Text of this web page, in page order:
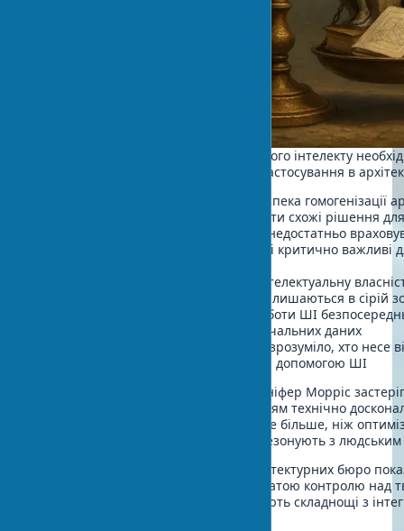
При всіх перевагах технологій штучного інтелекту
оцінювати ризики та обмеження їх застосування в
- існує небезпека гомогенізації
алгоритми починають пропонувати схожі рішення для
- ШІ може недостатньо
історичні та соціальні аспекти, які критично важливі
- права на інтелектуальну
використанні генеративних ШІ залишаються в сірій
- якість роботи ШІ
якості та репрезентативності навчальних даних
- незрозуміло, хто несе
помилки в проектах, створених за допомогою ШІ
Відомий архітектурний критик Дженніфер Морріс
залежність від ШІ загрожує створенням технічно
порожніх просторів. Архітектура — це більше, ніж
це мистецтво створення місць, що резонують з людським
Опитування 2024 року серед 500 архітектурних бюро
керівників стурбовані можливою втратою контролю над
при впровадженні ШІ. 58% відзначають складнощі з